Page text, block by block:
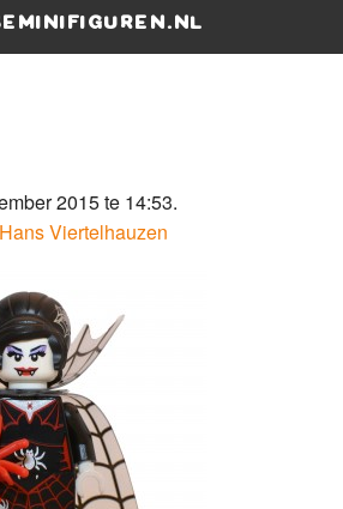
2015 te 14:53.
Hans Viertelhauzen